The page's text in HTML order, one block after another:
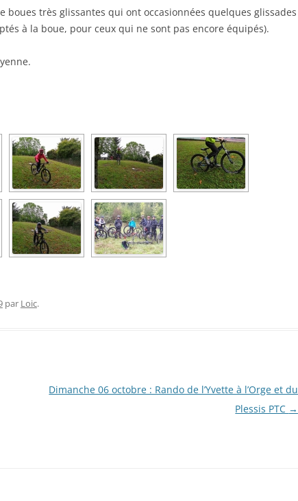
très glissantes qui ont occasionnées quelques glissades
à la boue, pour ceux qui ne sont pas encore équipés).
par Loic.
Dimanche 06 octobre : Rando de l’Yvette à l’Orge et du
Plessis PTC →